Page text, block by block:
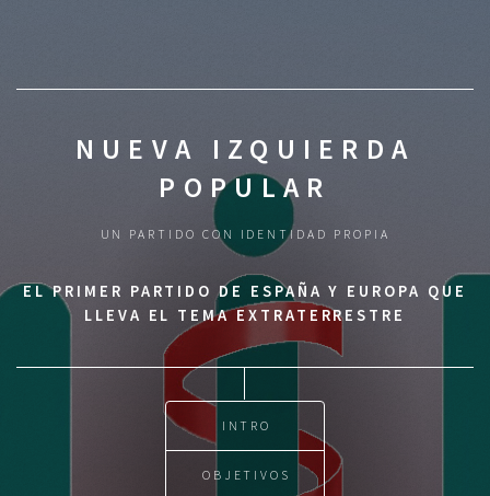
NUEVA IZQUIERDA
POPULAR
UN PARTIDO CON IDENTIDAD PROPIA
EL PRIMER PARTIDO DE ESPAÑA Y EUROPA QUE
LLEVA EL TEMA EXTRATERRESTRE
INTRO
OBJETIVOS